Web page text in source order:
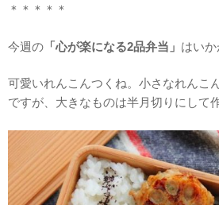
＊＊＊＊＊
今週の 「心が楽になる2品弁当」 はいか
可愛いれんこんつくね。小さなれんこ
ですが、大きなものは半月切りにして